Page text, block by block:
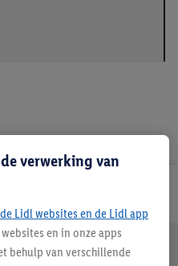
klant
verwerking van
Lidl websites en de Lidl app
en in onze apps
behulp van verschillende